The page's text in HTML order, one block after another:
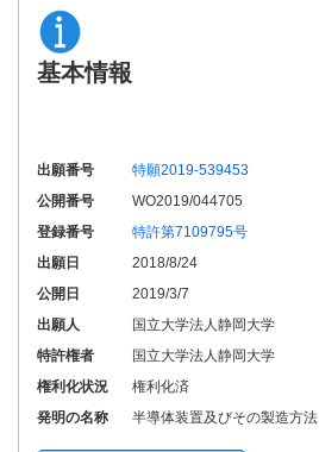
基本情報
出願番号
特願2019-539453
公開番号
WO2019/044705
登録番号
特許第7109795号
出願日
2018/8/24
公開日
2019/3/7
出願人
国立大学法人静岡大学
特許権者
国立大学法人静岡大学
権利化状況
権利化済
発明の名称
半導体装置及びその製造方法